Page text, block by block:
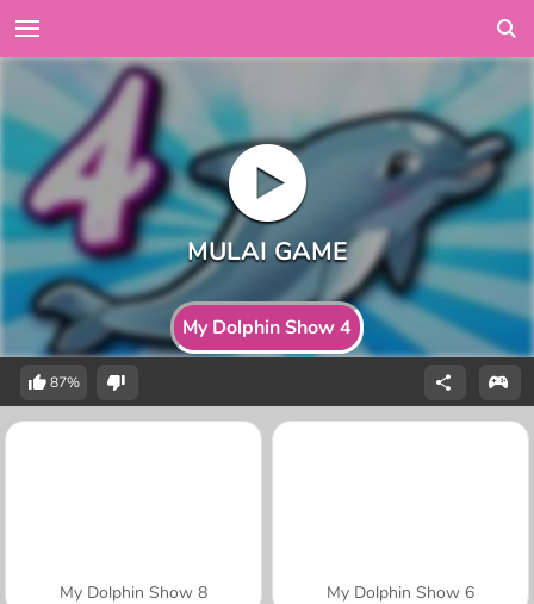
My Dolphin Show 4
87%
My Dolphin Show 8 My Dolphin Show 6